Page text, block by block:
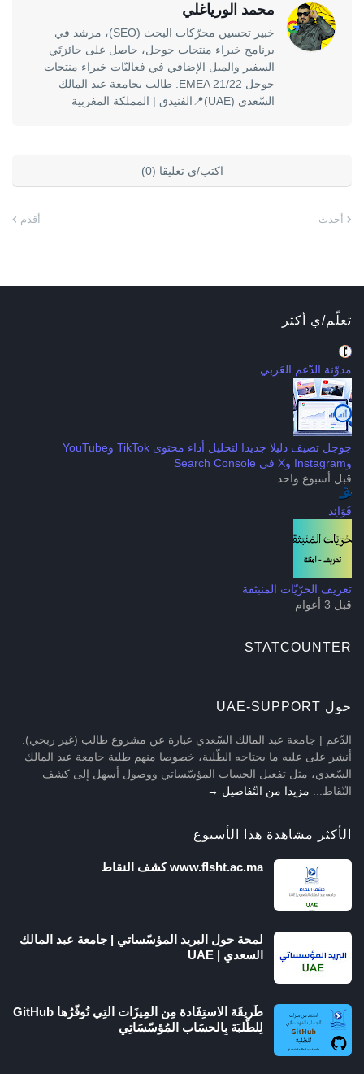
محمد الورياغلي
خبير تحسين محرّكات البحث (SEO)، مرشد في
برنامج خبراء منتجات جوجل، حاصل على جائزتَي
السفير والميل الإضافي في فعاليّات خبراء منتجات
جوجل EMEA 21/22. طالب بجامعة عبد المالك
السّعدي (UAE)📍الفنيدق | المملكة المغربية
اكتب/ي تعليقا (0)
أحدث أقدم
تعلّم/ي أكثر
مدوّنة الدّعم العَربي
جوجل تضيف دليلا جديدا لتحليل أداء محتوى TikTok وYouTube
وInstagram وX في Search Console
قبل أسبوع واحد
فَوَائِد
تعريف الحرّيّات المنبثقة
قبل 3 أعوام
STATCOUNTER
حول UAE-SUPPORT
الدّعم | جامعة عبد المالك السّعدي عبارة عن مشروع طالب (غير ربحي).
أنشر على عليه ما يحتاجه الطّلبة، خصوصا منهم طلبة جامعة عبد المالك
السّعدي، مثل تفعيل الحساب المؤسّساتي ووصول أسهل إلى كشف
النّقاط... مزيدا من التّفاصيل →
الأكثر مشاهدة هذا الأسبوع
www.flsht.ac.ma كشف النقاط
لمحة حول البريد المؤسّساتي | جامعة عبد المالك
السعدي | UAE
طَريقَة الاستِفَادة مِن المِيزَات التِي تُوفّرُها GitHub
لِلطّلبَة بِالحسَاب المُؤسّسَاتِي